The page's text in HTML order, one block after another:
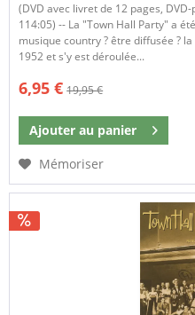
(DVD avec livret de 12 pages,
114:05) -- La "Town Hall Party" a
musique country ? être diffusée ?
1952 et s'y est déroulée...
6,95 € 19,95 €
Ajouter au panier
Mémoriser